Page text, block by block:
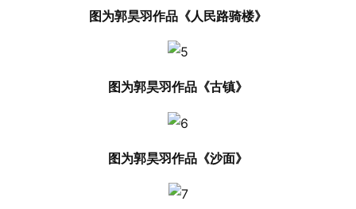
图为郭昊羽作品《人民路骑楼》
图为郭昊羽作品《古镇》
图为郭昊羽作品《沙面》